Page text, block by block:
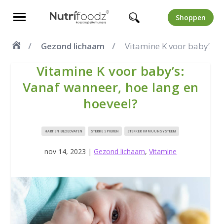
Shoppen
Gezond lichaam Vitamine K voor baby’s:
Vitamine K voor baby’s:
Vanaf wanneer, hoe lang en
hoeveel?
HART EN BLOEDVATEN STERKE SPIEREN STERKER IMMUUNSYSTEEM
nov 14, 2023 | Gezond lichaam, Vitamine